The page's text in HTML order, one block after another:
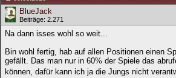
BlueJack
Beiträge: 2.271
Na dann isses wohl so weit...
Bin wohl fertig, hab auf allen Positionen einen
gefällt. Das man nur in 60% der Spiele das
können, dafür kann ich ja die Jungs nicht